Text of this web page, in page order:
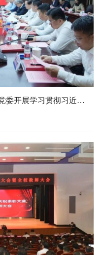
辽宁省教育厅党组、东北大学党委开展学习贯彻习近平总书记给东北大学全体师生重要回信精神一...